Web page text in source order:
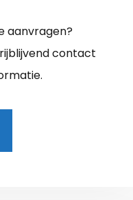
aanvragen?
contact